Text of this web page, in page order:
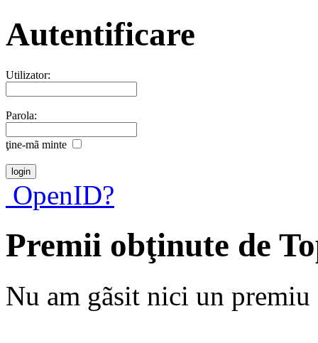
Autentificare
Utilizator:
Parola:
ţine-mã minte
OpenID?
Premii obţinute de
Nu am gãsit nici un premiu